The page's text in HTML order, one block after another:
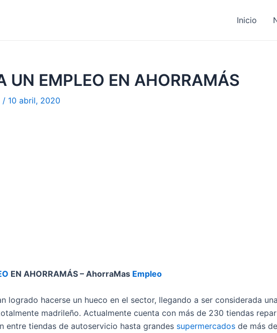
Inicio
UN EMPLEO EN AHORRAMÁS
/ 10 abril, 2020
EN AHORRAMÁS – AhorraMas Empleo
logrado hacerse un hueco en el sector, llegando a ser considerada
madrileño. Actualmente cuenta con más de 230 tiendas
entre tiendas de autoservicio hasta grandes supermercados de más